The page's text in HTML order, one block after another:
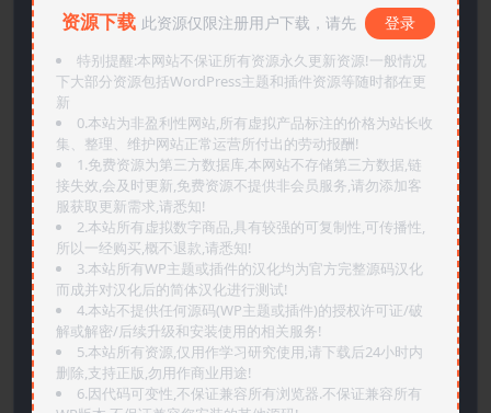
资源下载 此资源仅限注册用户下载，请先 登录
特别提醒:本网站不保证所有资源永久更新资源!一般情况
下大部分资源包括WordPress主题和插件资源等随时都在更
新
0.本站为非盈利性网站,所有虚拟产品标注的价格为站长收
集、整理、维护网站正常运营所付出的劳动报酬!
1.免费资源为第三方数据库,本网站不存储第三方数据,链
接失效,会及时更新,免费资源不提供非会员服务,请勿添加客
服获取更新需求,请悉知!
2.本站所有虚拟数字商品,具有较强的可复制性,可传播性,
所以一经购买,概不退款,请悉知!
3.本站所有WP主题或插件的汉化均为官方完整源码汉化
而成并对汉化后的简体汉化进行测试!
4.本站不提供任何源码(WP主题或插件)的授权许可证/破
解或解密/后续升级和安装使用的相关服务!
5.本站所有资源,仅用作学习研究使用,请下载后24小时内
删除,支持正版,勿用作商业用途!
6.因代码可变性,不保证兼容所有浏览器.不保证兼容所有